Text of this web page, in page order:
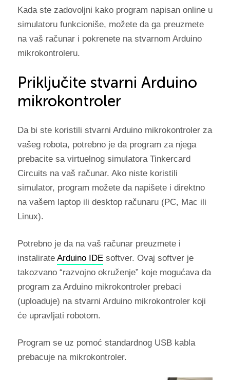
Kada ste zadovoljni kako program napisan online u
simulatoru funkcioniše, možete da ga preuzmete
na vaš računar i pokrenete na stvarnom Arduino
mikrokontroleru.
Priključite stvarni Arduino
mikrokontroler
Da bi ste koristili stvarni Arduino mikrokontroler za
vašeg robota, potrebno je da program za njega
prebacite sa virtuelnog simulatora Tinkercard
Circuits na vaš računar. Ako niste koristili
simulator, program možete da napišete i direktno
na vašem laptop ili desktop računaru (PC, Mac ili
Linux).
Potrebno je da na vaš računar preuzmete i
instalirate Arduino IDEsoftver. Ovaj softver je
takozvano “razvojno okruženje” koje mogućava da
program za Arduino mikrokontroler prebaci
(uploaduje) na stvarni Arduino mikrokontroler koji
će upravljati robotom.
Program se uz pomoć standardnog USB kabla
prebacuje na mikrokontroler.